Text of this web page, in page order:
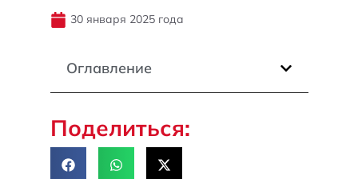
30 января 2025 года
Оглавление
Поделиться: